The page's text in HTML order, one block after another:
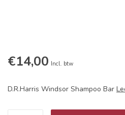
€14,00 Incl. btw
D.R.Harris Windsor Shampoo Bar